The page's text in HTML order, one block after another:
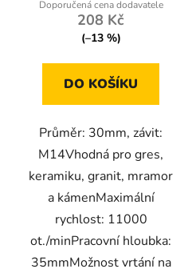
208 Kč
(–13 %)
DO KOŠÍKU
Průměr: 30mm, závit:
M14Vhodná pro gres,
keramiku, granit, mramor
a kámenMaximální
rychlost: 11000
ot./minPracovní hloubka:
35mmMožnost vrtání na